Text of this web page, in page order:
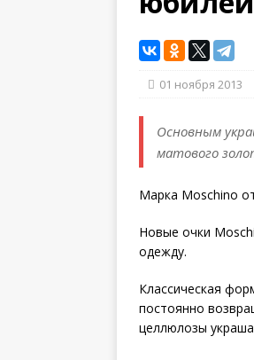
01 ноября 2013
Основным
матового
Марка Moschino
Новые очки
одежду.
Классическая
постоянно
целлюлозы